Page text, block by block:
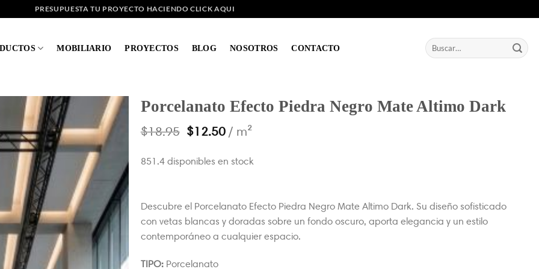
PRESUPUESTA TU PROYECTO HACIENDO CLICK AQUI
MOBILIARIO PROYECTOS BLOG NOSOTROS CONTACTO
Buscar
por:
Porcelanato Efecto Piedra Negro Mate Altimo Dark
$18.95 $12.50 / m²
851.4 disponibles en stock
Descubre el Porcelanato Efecto Piedra Negro Mate Altimo Dark. Su diseño sofisticado
con vetas blancas y doradas sobre un fondo oscuro, aporta elegancia y un estilo
contemporáneo a cualquier espacio.
TIPO:Porcelanato